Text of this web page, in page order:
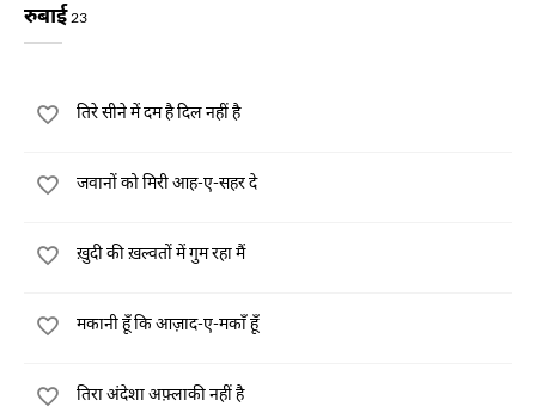
रुबाई23
तिरे सीने में दम है दिल नहीं है
जवानों को मिरी आह-ए-सहर दे
ख़ुदी की ख़ल्वतों में गुम रहा मैं
मकानी हूँ कि आज़ाद-ए-मकाँ हूँ
तिरा अंदेशा अफ़्लाकी नहीं है